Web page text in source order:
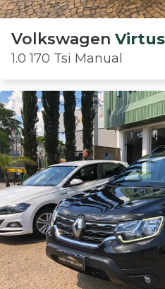
Volkswagen Virtus
1.0 170 Tsi Manual